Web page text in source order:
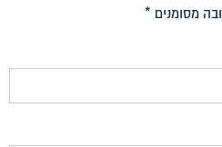
מסומנים *